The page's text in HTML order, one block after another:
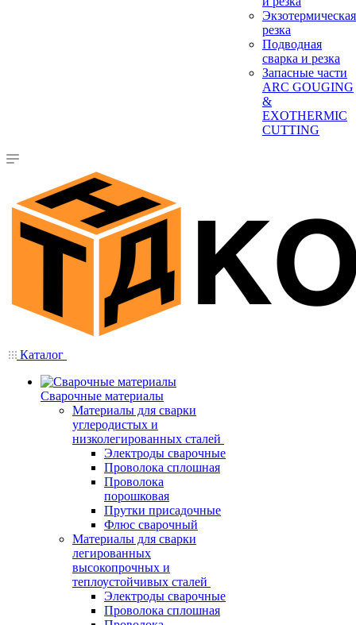
Экзотермическая
резка
Подводная
сварка и резка
Запасные части
ARC GOUGING
&
EXOTHERMIC
CUTTING
Каталог
Сварочные материалы
Материалы для сварки
углеродистых и
низколегированных сталей
Электроды сварочные
Проволока сплошная
Проволока
порошковая
Прутки присадочные
Флюс сварочный
Материалы для сварки
легированных
высокопрочных и
теплоустойчивых сталей
Электроды сварочные
Проволока сплошная